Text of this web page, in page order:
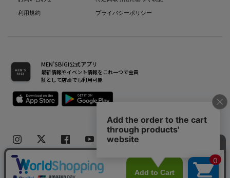
利用規約
プライバシーポリシー
MEN’SBIGI公式アプリ
最新情報やイベント情報をこれ一つで会員
証として店頭でも利用可能
Copyright(C) Bigi Co.,Ltd.All Rights Reserved.